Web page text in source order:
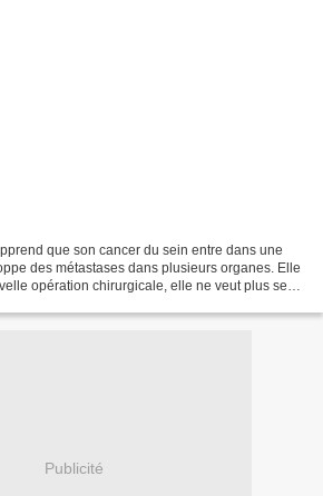
que son cancer du sein entre dans une
des métastases dans plusieurs organes. Elle
opération chirurgicale, elle ne veut plus se
Publicité